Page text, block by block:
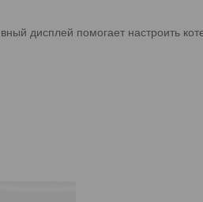
дисплей помогает настроить